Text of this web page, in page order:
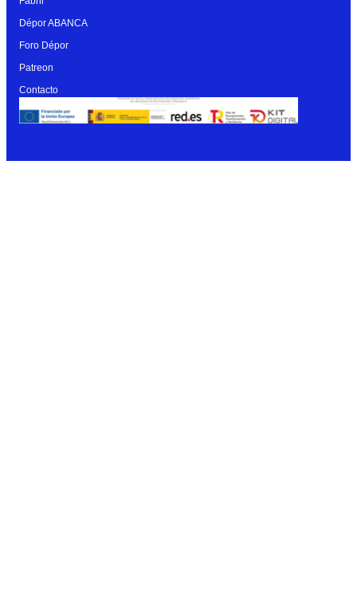
Dépor ABANCA
Foro Dépor
Patreon
Contacto